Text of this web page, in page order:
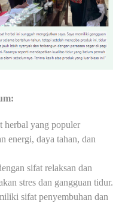
herbal yang populer
energi, daya tahan, dan
sifat relaksan dan
stres dan gangguan tidur.
sifat penyembuhan dan